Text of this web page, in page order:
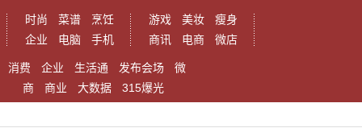
时尚 菜谱
烹饪
企业
电脑 手机
游戏 美妆
瘦身
商讯
电商 微店
消费 企业 生活通 发布会场
微
商
商业 大数据 315爆光